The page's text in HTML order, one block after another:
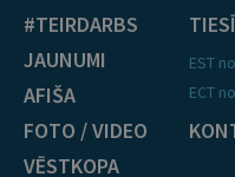
#TEIRDARBS
JAUNUMI
AFIŠA
FOTO / VIDEO
VĒSTKOPA
EST
ECT